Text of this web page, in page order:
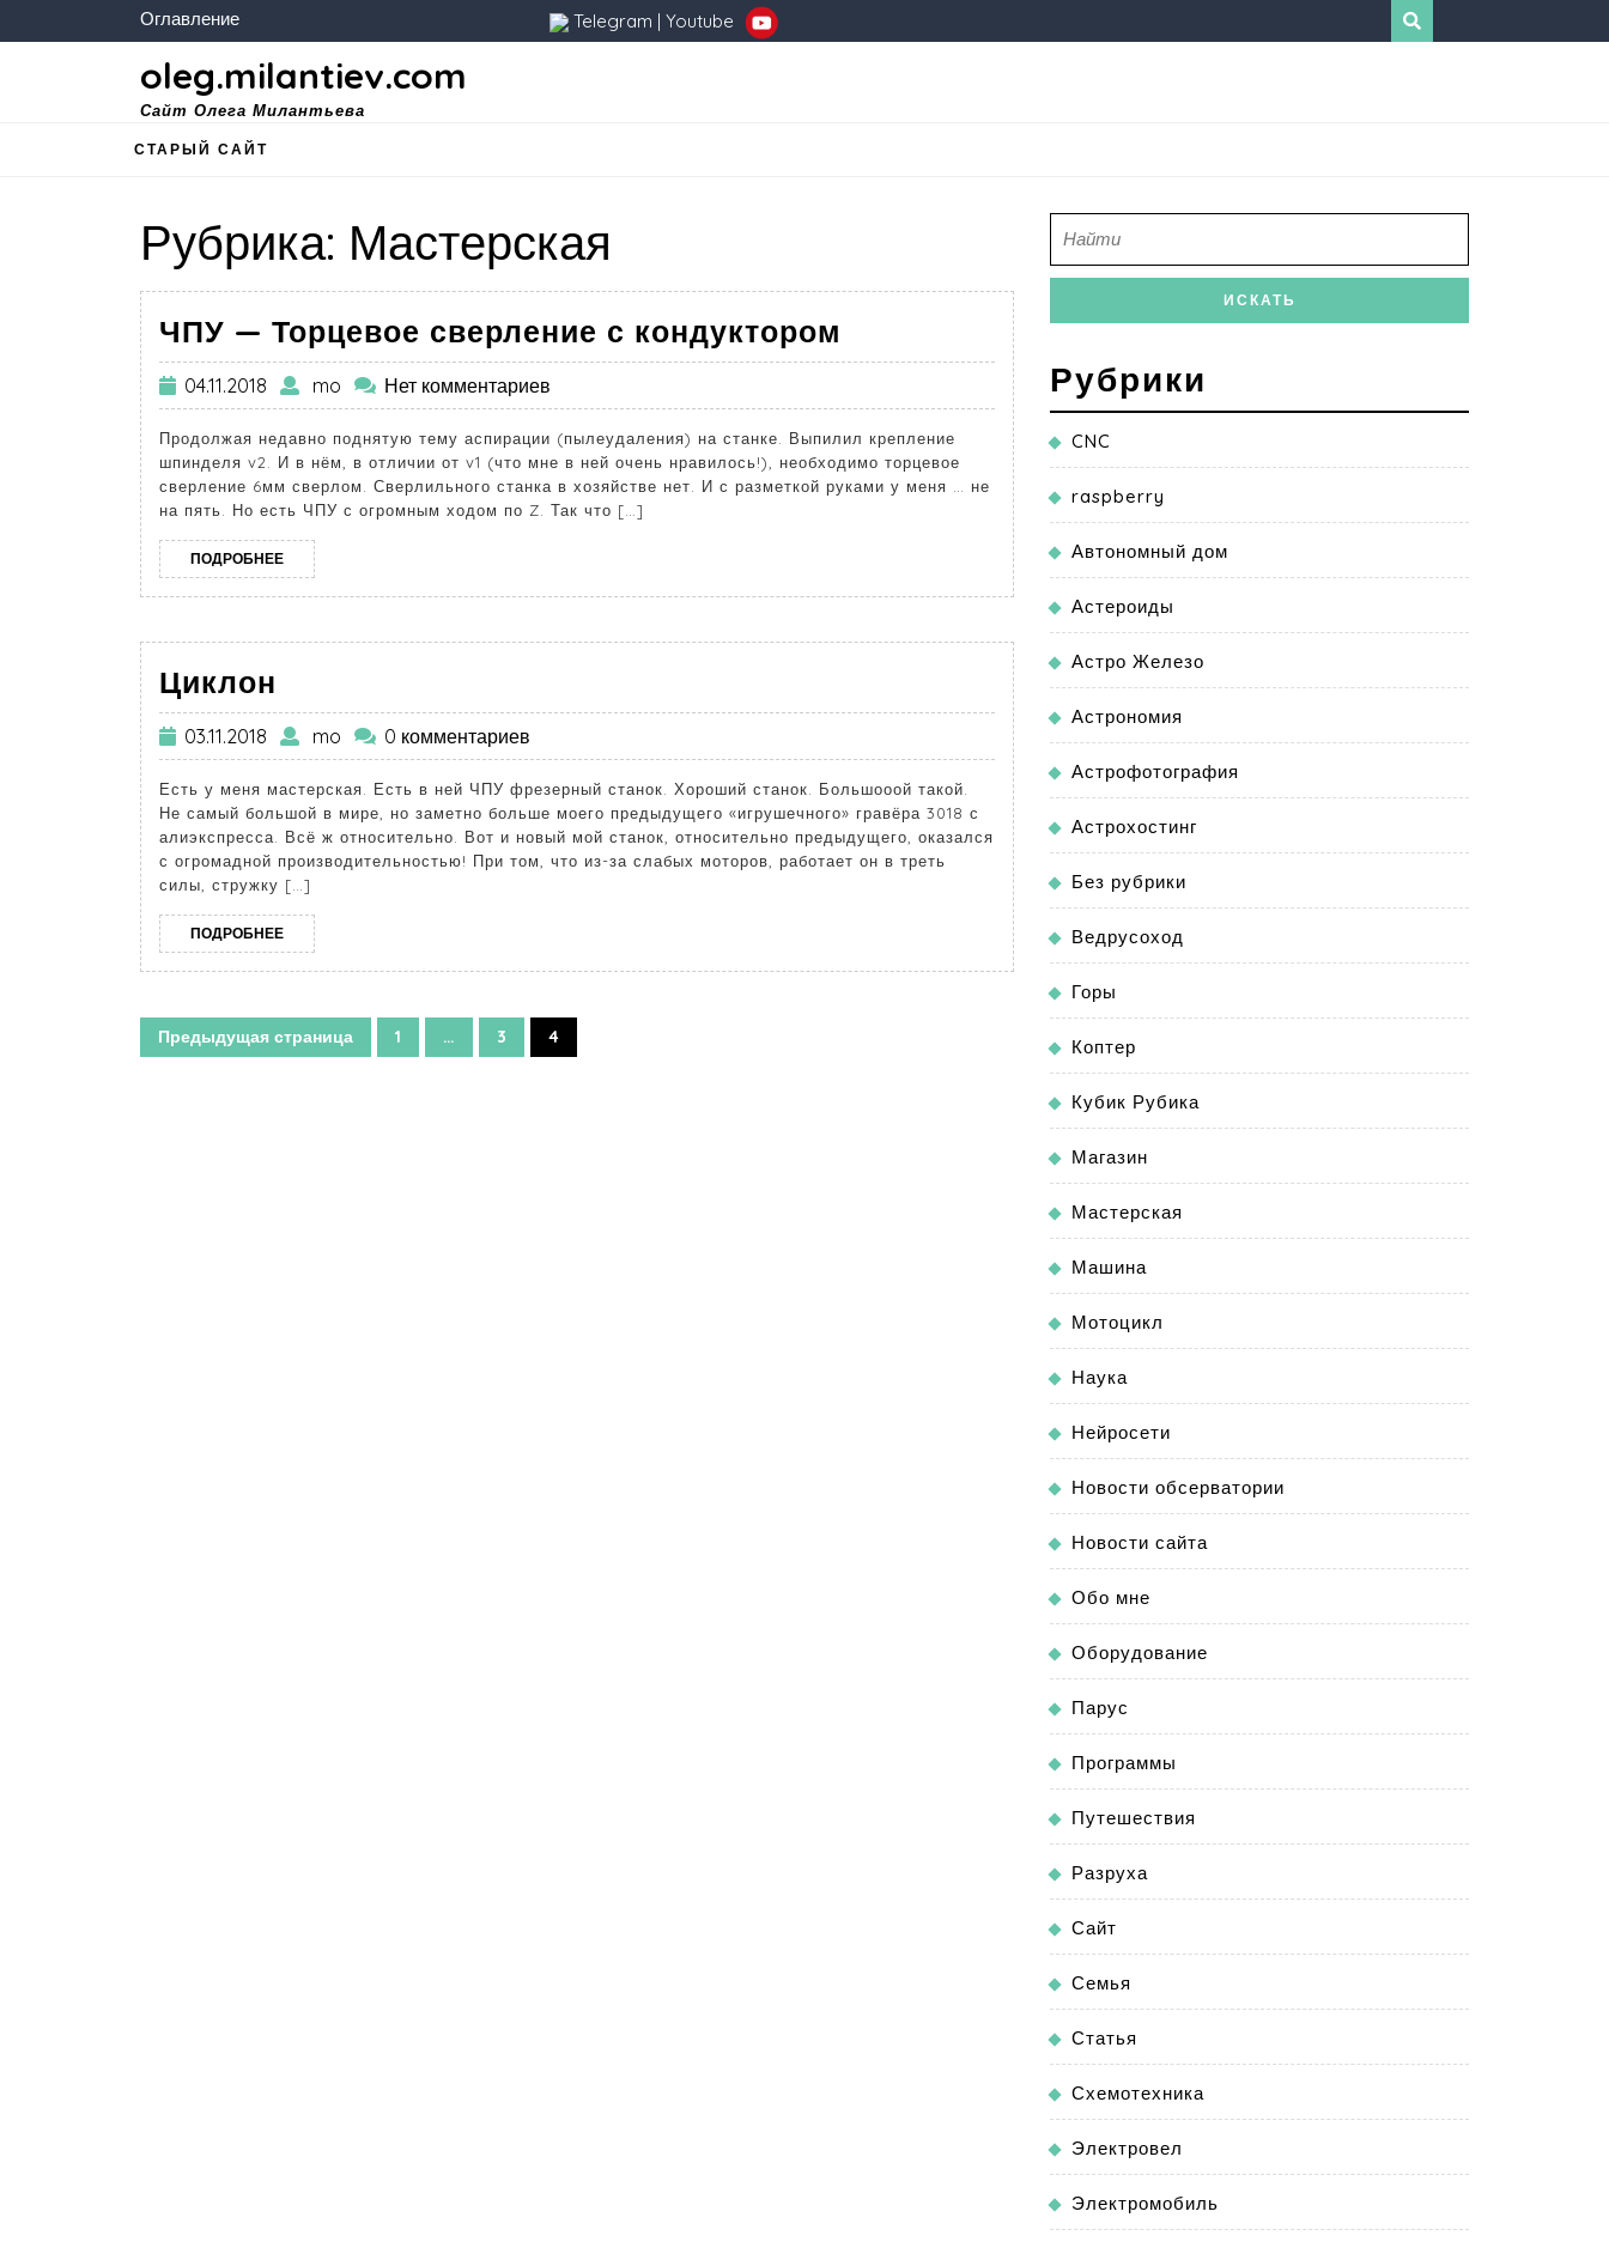
Оглавление Telegram | Youtube
oleg.milantiev.com
Сайт Олега Милантьева
СТАРЫЙ САЙТ
Рубрика: Мастерская
ЧПУ — Торцевое сверление с кондуктором
04.11.2018 mo Нет комментариев
Продолжая недавно поднятую тему аспирации (пылеудаления) на станке. Выпилил крепление
шпинделя v2. И в нём, в отличии от v1 (что мне в ней очень нравилось!), необходимо торцевое
сверление 6мм сверлом. Сверлильного станка в хозяйстве нет. И с разметкой руками у меня … не
на пять. Но есть ЧПУ с огромным ходом по Z. Так что […]
ПОДРОБНЕЕ
Циклон
03.11.2018 mo 0 комментариев
Есть у меня мастерская. Есть в ней ЧПУ фрезерный станок. Хороший станок. Большооой такой.
Не самый большой в мире, но заметно больше моего предыдущего «игрушечного» гравёра 3018 с
алиэкспресса. Всё ж относительно. Вот и новый мой станок, относительно предыдущего, оказался
с огромадной производительностью! При том, что из-за слабых моторов, работает он в треть
силы, стружку […]
ПОДРОБНЕЕ
Предыдущая страница 1 … 3 4
Рубрики
CNC
raspberry
Автономный дом
Астероиды
Астро Железо
Астрономия
Астрофотография
Астрохостинг
Без рубрики
Ведрусоход
Горы
Коптер
Кубик Рубика
Магазин
Мастерская
Машина
Мотоцикл
Наука
Нейросети
Новости обсерватории
Новости сайта
Обо мне
Оборудование
Парус
Программы
Путешествия
Разруха
Сайт
Семья
Статья
Схемотехника
Электровел
Электромобиль